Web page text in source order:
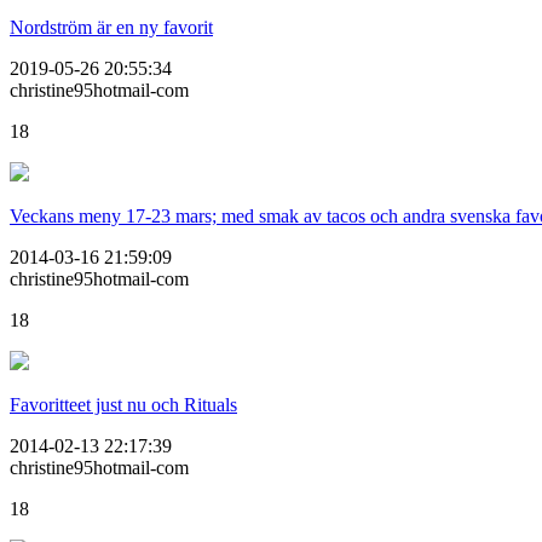
Nordström är en ny favorit
2019-05-26 20:55:34
christine95hotmail-com
18
Veckans meny 17-23 mars; med smak av tacos och andra svenska
2014-03-16 21:59:09
christine95hotmail-com
18
Favoritteet just nu och Rituals
2014-02-13 22:17:39
christine95hotmail-com
18